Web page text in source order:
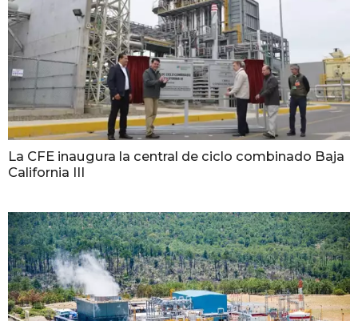
La CFE inaugura la central de ciclo combinado Baja
California III